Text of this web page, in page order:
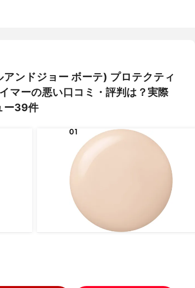
アンドジョー ボーテ) プロテクティ
マーの悪い口コミ・評判は？実際
ー39件